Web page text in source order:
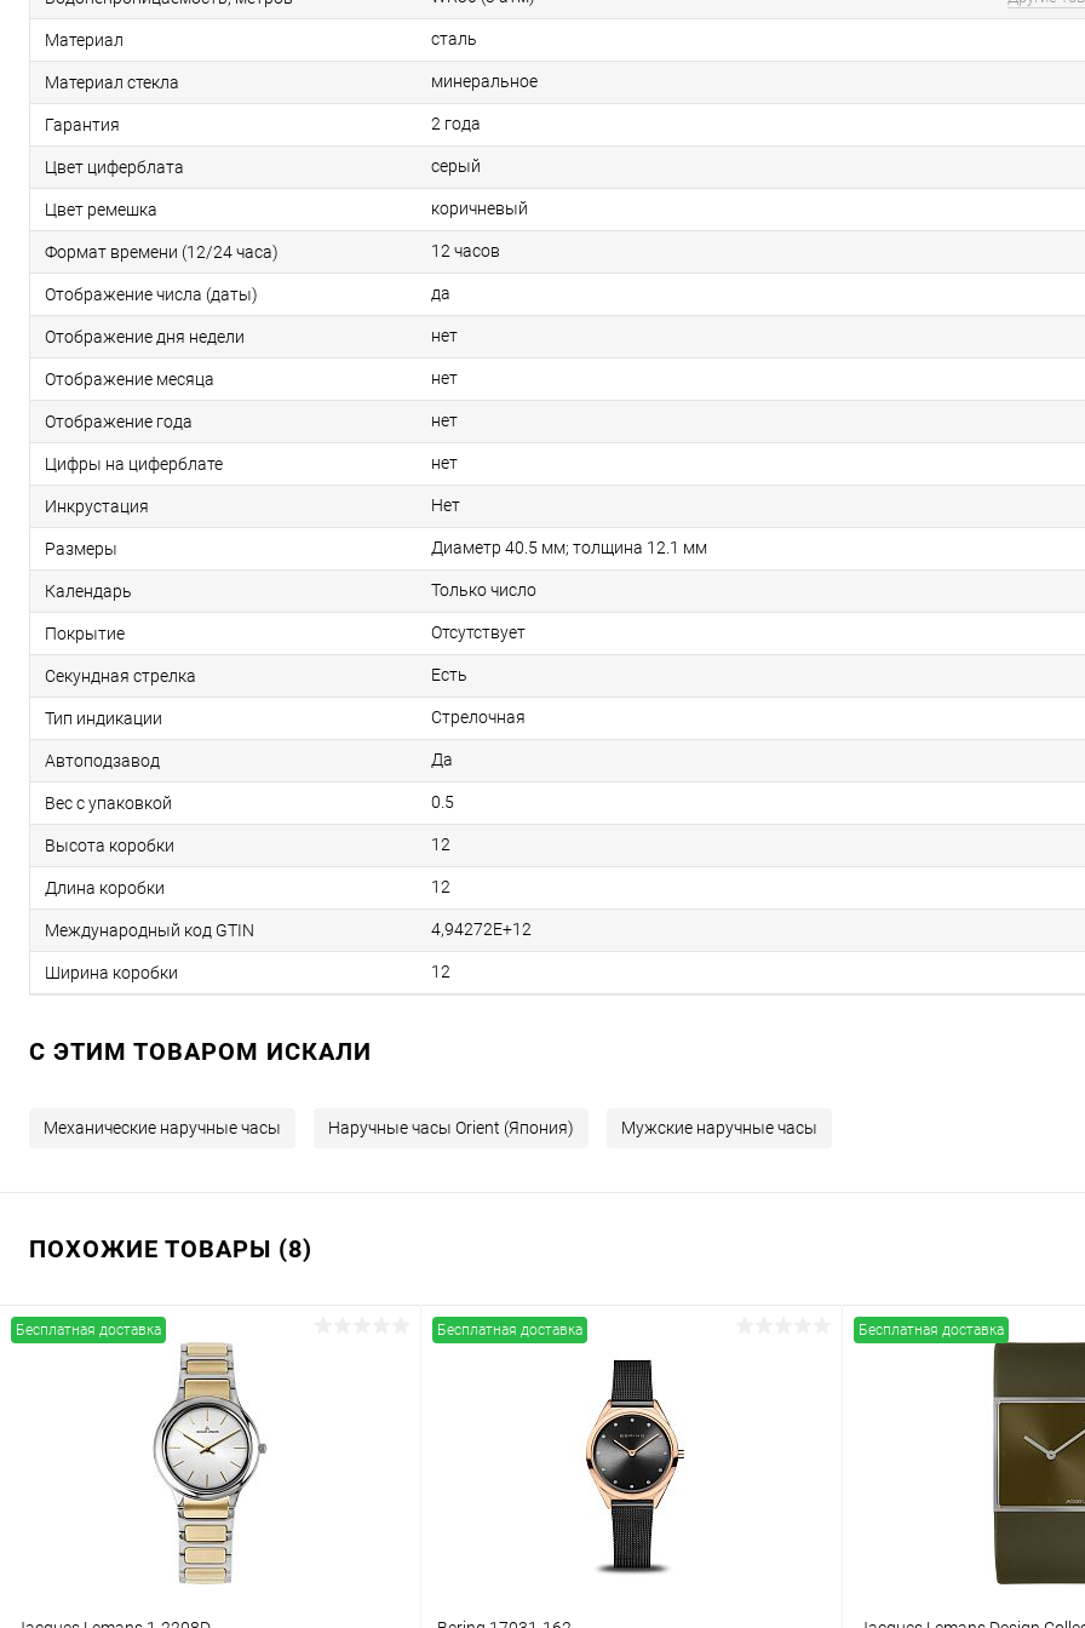
Материал сталь
Материал стекла минеральное
Гарантия 2 года
Цвет циферблата серый
Цвет ремешка коричневый
Формат времени (12/24 часа) 12 часов
Отображение числа (даты) да
Отображение дня недели нет
Отображение месяца нет
Отображение года нет
Цифры на циферблате нет
Инкрустация Нет
Размеры Диаметр 40.5 мм; толщина 12.1 мм
Календарь Только число
Покрытие Отсутствует
Секундная стрелка Есть
Тип индикации Стрелочная
Автоподзавод Да
Вес с упаковкой 0.5
Высота коробки 12
Длина коробки 12
Международный код GTIN 4,94272E+12
Ширина коробки 12
C ЭТИМ ТОВАРОМ ИСКАЛИ
Механические наручные часы Наручные часы Orient (Япония) Мужские наручные часы
ПОХОЖИЕ ТОВАРЫ (8)
Бесплатная доставка Бесплатная доставка Бесплатная доставка